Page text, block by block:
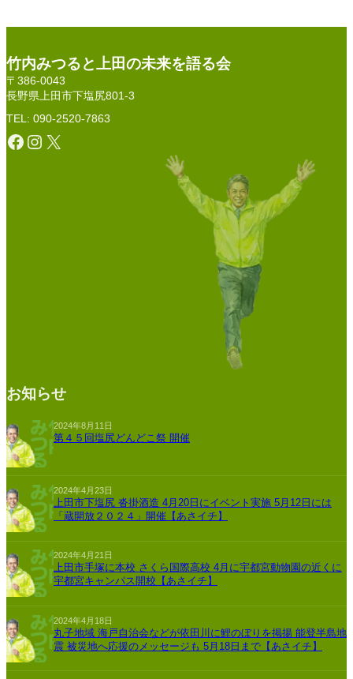
竹内みつると上田の未来を語る会
〒386-0043
長野県上田市下塩尻801-3
TEL: 090-2520-7863
Facebook Instagram X
お知らせ
2024年8月11日
第４５回塩尻どんどこ祭 開催
2024年4月23日
上田市下塩尻 沓掛酒造 4月20日にイベント実施 5月12日には
「蔵開放２０２４」開催【あさイチ】
2024年4月21日
上田市手塚に本校 さくら国際高校 4月に宇都宮動物園の近くに
宇都宮キャンパス開校【あさイチ】
2024年4月18日
丸子地域 海戸自治会などが依田川に鯉のぼりを掲揚 能登半島地
震 被災地へ応援のメッセージも 5月18日まで【あさイチ】